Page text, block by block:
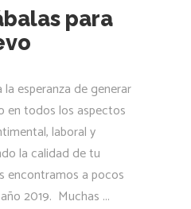
para
esperanza de generar
en todos los aspectos
laboral y
la calidad de tu
encontramos a pocos
2019. Muchas